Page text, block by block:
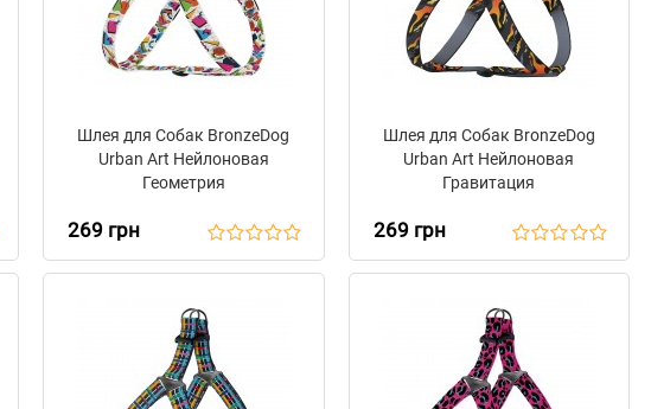
Шлея для Собак BronzeDog
Urban Art Нейлоновая
Геометрия
269 грн
Шлея для Собак BronzeDog
Urban Art Нейлоновая
Гравитация
269 грн